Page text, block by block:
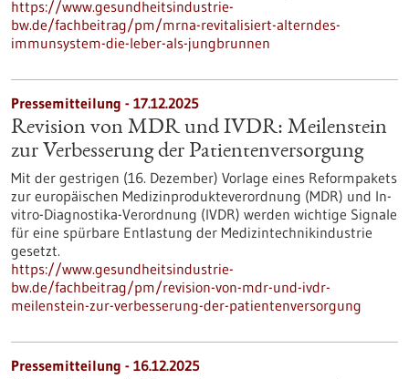
https://www.gesundheitsindustrie-
bw.de/fachbeitrag/pm/mrna-revitalisiert-alterndes-
immunsystem-die-leber-als-jungbrunnen
Pressemitteilung - 17.12.2025
Revision von MDR und IVDR: Meilenstein
zur Verbesserung der Patientenversorgung
Mit der gestrigen (16. Dezember) Vorlage eines Reformpakets
zur europäischen Medizinprodukteverordnung (MDR) und In-
vitro-Diagnostika-Verordnung (IVDR) werden wichtige Signale
für eine spürbare Entlastung der Medizintechnikindustrie
gesetzt.
https://www.gesundheitsindustrie-
bw.de/fachbeitrag/pm/revision-von-mdr-und-ivdr-
meilenstein-zur-verbesserung-der-patientenversorgung
Pressemitteilung - 16.12.2025